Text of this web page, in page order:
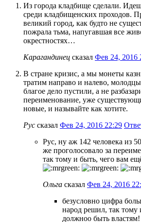
Из города кладбище сделали.
среди кладбищенских проходов.
великий город, как будто не
пожрала тьма, напугавшая все
окрестностях…
Карагандинец сказал Фев 24, 2016
В стране кризис, а мы монеты
тратим направо и налево,
благое дело пустили, а не
переименование, уже
новые, и называйте как хотите.
Рус сказал Фев 24, 2016 22:29
Рус, ну аж 142 человека из
же проголосовало за
так тому и быть, чего вам
Ольга сказал Фев 24, 2016
безусловно цифра
народ решил, так тому
должноо быть